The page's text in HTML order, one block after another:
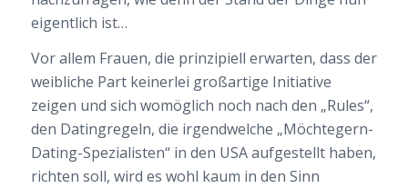
eigentlich ist…
Vor allem Frauen, die prinzipiell erwarten, dass der
weibliche Part keinerlei großartige Initiative
zeigen und sich womöglich noch nach den „Rules“,
den Datingregeln, die irgendwelche „Möchtegern-
Dating-Spezialisten“ in den USA aufgestellt haben,
richten soll, wird es wohl kaum in den Sinn